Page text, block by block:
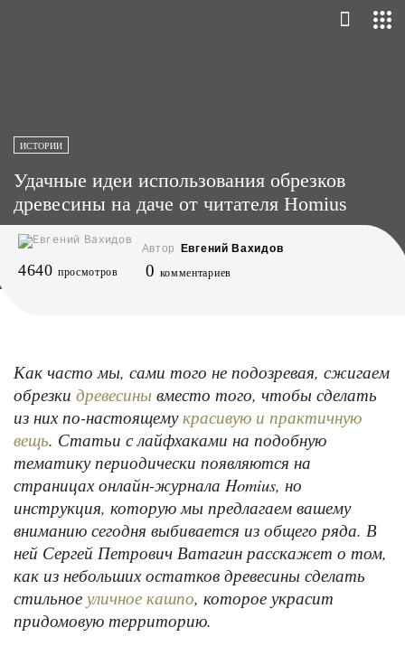
ИСТОРИИ
Удачные идеи использования обрезков
древесины на даче от читателя Homius
Автор Евгений Вахидов
4640 просмотров 0 комментариев
Как часто мы, сами того не подозревая, сжигаем
обрезки древесины вместо того, чтобы сделать
из них по-настоящемукрасивую и практичную
вещь. Статьи с лайфхаками на подобную
тематику периодически появляются на
страницах онлайн-журнала Homius, но
инструкция, которую мы предлагаем вашему
вниманию сегодня выбивается из общего ряда. В
ней Сергей Петрович Ватагин расскажет о том,
как из небольших остатков древесины сделать
стильное уличное кашпо, которое украсит
придомовую территорию.